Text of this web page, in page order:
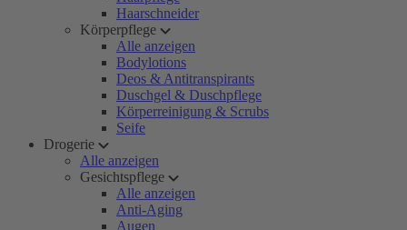
Haarschneider
Körperpflege
Alle anzeigen
Bodylotions
Deos & Antitranspirants
Duschgel & Duschpflege
Körperreinigung & Scrubs
Seife
Drogerie
Alle anzeigen
Gesichtspflege
Alle anzeigen
Anti-Aging
Augen